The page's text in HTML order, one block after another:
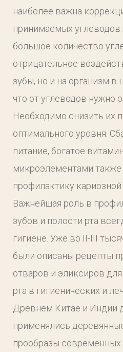
наиболее важна
принимаемых
большое количество
отрицательное
зубы, но и на организм в
что от углеводов нужно
Необходимо снизить их
оптимального уровня.
питание, богатое
микроэлементами также
профилактику кариозной
Важнейшая роль в
зубов и полости рта
гигиене. Уже во II-III
были описаны рецепты
отваров и эликсиров
рта в гигиенических и
Древнем Китае и Индии
применялись
прообразы современных